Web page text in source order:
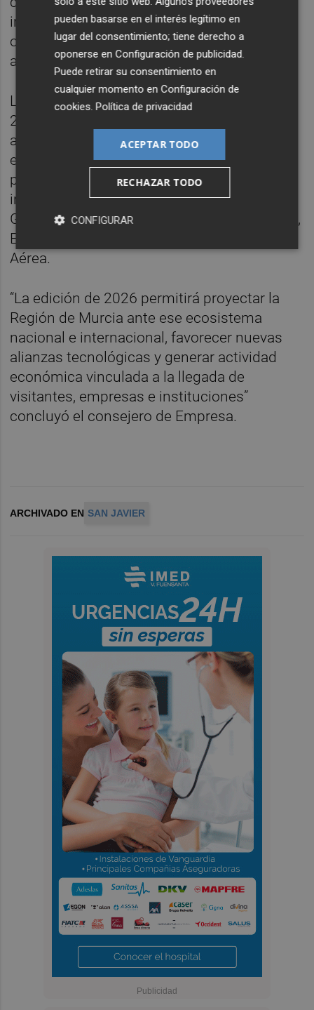
innovación, centros de conocimiento y
oportunidades vinculadas al ámbito
aeroespacial, de defensa y seguridad.
La última edición de UNVEX, celebrada en
2024 en Fira de Barcelona, reunió a 1.900
asistentes profesionales, más de 60
empresas expositoras y más de 160
ponentes, con presencia de compañías e
instituciones como Airbus, Navantia, Indra,
General Atomics, Avincis, Grupo Oesía, AESA,
ENAIRE o la Agencia Europea de Seguridad
Aérea.
“La edición de 2026 permitirá proyectar la
Región de Murcia ante ese ecosistema
nacional e internacional, favorecer nuevas
alianzas tecnológicas y generar actividad
económica vinculada a la llegada de
visitantes, empresas e instituciones”
concluyó el consejero de Empresa.
ARCHIVADO EN SAN JAVIER
pueden basarse en el interés legítimo en
lugar del consentimiento; tiene derecho a
oponerse enConfiguración de publicidad.
Puede retirar su consentimiento en
cualquier momento enConfiguración de
cookies.Política de privacidad
ACEPTAR TODO
RECHAZAR TODO
CONFIGURAR